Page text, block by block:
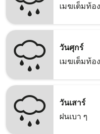
เมฆเต็มท้อ
วันศุกร์
เมฆเต็มท้อ
วันเสาร์
ฝนเบา ๆ